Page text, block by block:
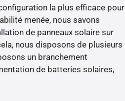
la plus efficace pour
menée, nous savons
de panneaux solaire sur
nous disposons de plusieurs
un branchement
de batteries solaires,